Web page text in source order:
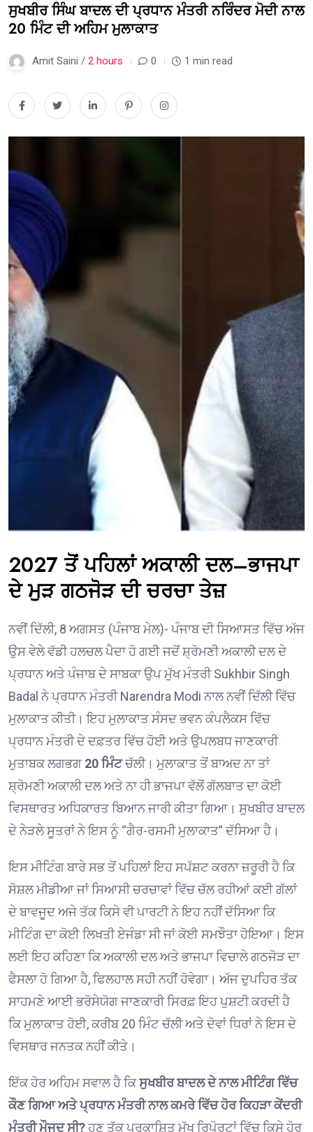
ਸੁਖਬੀਰ ਸਿੰਘ ਬਾਦਲ ਦੀ ਪ੍ਰਧਾਨ ਮੰਤਰੀ ਨਰਿੰਦਰ ਮੋਦੀ ਨਾਲ
20 ਮਿੰਟ ਦੀ ਅਹਿਮ ਮੁਲਾਕਾਤ
Amit Saini / 2 hours 0 1 min read
2027 ਤੋਂ ਪਹਿਲਾਂ ਅਕਾਲੀ ਦਲ–ਭਾਜਪਾ
ਦੇ ਮੁੜ ਗਠਜੋੜ ਦੀ ਚਰਚਾ ਤੇਜ਼
ਨਵੀਂ ਦਿੱਲੀ, 8 ਅਗਸਤ (ਪੰਜਾਬ ਮੇਲ)- ਪੰਜਾਬ ਦੀ ਸਿਆਸਤ ਵਿੱਚ ਅੱਜ
ਉਸ ਵੇਲੇ ਵੱਡੀ ਹਲਚਲ ਪੈਦਾ ਹੋ ਗਈ ਜਦੋਂ ਸ਼੍ਰੋਮਣੀ ਅਕਾਲੀ ਦਲ ਦੇ
ਪ੍ਰਧਾਨ ਅਤੇ ਪੰਜਾਬ ਦੇ ਸਾਬਕਾ ਉਪ ਮੁੱਖ ਮੰਤਰੀSukhbir Singh
Badal ਨੇ ਪ੍ਰਧਾਨ ਮੰਤਰੀNarendra Modi ਨਾਲ ਨਵੀਂ ਦਿੱਲੀ ਵਿੱਚ
ਮੁਲਾਕਾਤ ਕੀਤੀ। ਇਹ ਮੁਲਾਕਾਤ ਸੰਸਦ ਭਵਨ ਕੰਪਲੈਕਸ ਵਿੱਚ
ਪ੍ਰਧਾਨ ਮੰਤਰੀ ਦੇ ਦਫ਼ਤਰ ਵਿੱਚ ਹੋਈ ਅਤੇ ਉਪਲਬਧ ਜਾਣਕਾਰੀ
ਮੁਤਾਬਕ ਲਗਭਗ 20 ਮਿੰਟਚੱਲੀ। ਮੁਲਾਕਾਤ ਤੋਂ ਬਾਅਦ ਨਾ ਤਾਂ
ਸ਼੍ਰੋਮਣੀ ਅਕਾਲੀ ਦਲ ਅਤੇ ਨਾ ਹੀ ਭਾਜਪਾ ਵੱਲੋਂ ਗੱਲਬਾਤ ਦਾ ਕੋਈ
ਵਿਸਥਾਰਤ ਅਧਿਕਾਰਤ ਬਿਆਨ ਜਾਰੀ ਕੀਤਾ ਗਿਆ। ਸੁਖਬੀਰ ਬਾਦਲ
ਦੇ ਨੇੜਲੇ ਸੂਤਰਾਂ ਨੇ ਇਸ ਨੂੰ “ਗੈਰ-ਰਸਮੀ ਮੁਲਾਕਾਤ” ਦੱਸਿਆ ਹੈ।
ਇਸ ਮੀਟਿੰਗ ਬਾਰੇ ਸਭ ਤੋਂ ਪਹਿਲਾਂ ਇਹ ਸਪੱਸ਼ਟ ਕਰਨਾ ਜ਼ਰੂਰੀ ਹੈ ਕਿ
ਸੋਸ਼ਲ ਮੀਡੀਆ ਜਾਂ ਸਿਆਸੀ ਚਰਚਾਵਾਂ ਵਿੱਚ ਚੱਲ ਰਹੀਆਂ ਕਈ ਗੱਲਾਂ
ਦੇ ਬਾਵਜੂਦ ਅਜੇ ਤੱਕ ਕਿਸੇ ਵੀ ਪਾਰਟੀ ਨੇ ਇਹ ਨਹੀਂ ਦੱਸਿਆ ਕਿ
ਮੀਟਿੰਗ ਦਾ ਕੋਈ ਲਿਖਤੀ ਏਜੰਡਾ ਸੀ ਜਾਂ ਕੋਈ ਸਮਝੌਤਾ ਹੋਇਆ। ਇਸ
ਲਈ ਇਹ ਕਹਿਣਾ ਕਿ ਅਕਾਲੀ ਦਲ ਅਤੇ ਭਾਜਪਾ ਵਿਚਾਲੇ ਗਠਜੋੜ ਦਾ
ਫੈਸਲਾ ਹੋ ਗਿਆ ਹੈ, ਫਿਲਹਾਲ ਸਹੀ ਨਹੀਂ ਹੋਵੇਗਾ। ਅੱਜ ਦੁਪਹਿਰ ਤੱਕ
ਸਾਹਮਣੇ ਆਈ ਭਰੋਸੇਯੋਗ ਜਾਣਕਾਰੀ ਸਿਰਫ਼ ਇਹ ਪੁਸ਼ਟੀ ਕਰਦੀ ਹੈ
ਕਿ ਮੁਲਾਕਾਤ ਹੋਈ, ਕਰੀਬ 20 ਮਿੰਟ ਚੱਲੀ ਅਤੇ ਦੋਵਾਂ ਧਿਰਾਂ ਨੇ ਇਸ ਦੇ
ਵਿਸਥਾਰ ਜਨਤਕ ਨਹੀਂ ਕੀਤੇ।
ਇੱਕ ਹੋਰ ਅਹਿਮ ਸਵਾਲ ਹੈ ਕਿਸੁਖਬੀਰ ਬਾਦਲ ਦੇ ਨਾਲ ਮੀਟਿੰਗ ਵਿੱਚ
ਕੌਣ ਗਿਆ ਅਤੇ ਪ੍ਰਧਾਨ ਮੰਤਰੀ ਨਾਲ ਕਮਰੇ ਵਿੱਚ ਹੋਰ ਕਿਹੜਾ ਕੇਂਦਰੀ
ਮੰਤਰੀ ਮੌਜੂਦ ਸੀ?ਹੁਣ ਤੱਕ ਪ੍ਰਕਾਸ਼ਿਤ ਮੁੱਖ ਰਿਪੋਰਟਾਂ ਵਿੱਚ ਕਿਸੇ ਹੋਰ